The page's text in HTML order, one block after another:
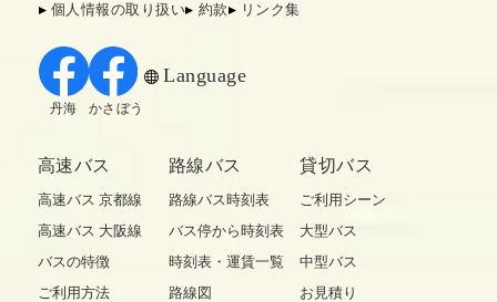
個人情報の取り扱い
約款 リンク集
Language
丹海 かさぼう
高速バス
高速バス 京都線
高速バス 大阪線
バスの特徴
ご利用方法
路線バス
路線バス時刻表
バス停から時刻表
時刻表・運賃一覧
路線図
貸切バス
ご利用シーン
大型バス
中型バス
お見積り